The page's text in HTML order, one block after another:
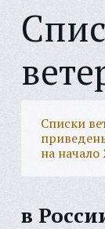
Списки
на начало
в